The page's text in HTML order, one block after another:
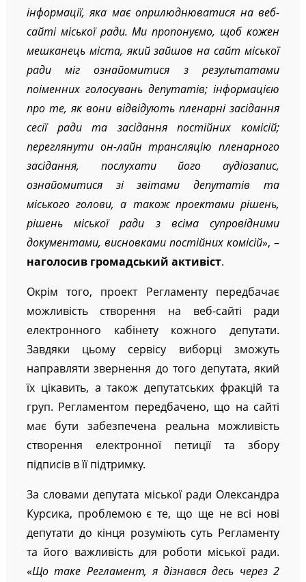
інформації, яка має оприлюднюватися на веб-
сайті міської ради. Ми пропонуємо, щоб кожен
мешканець міста, який зайшов на сайт міської
ради міг ознайомитися з результатами
поіменних голосувань депутатів; інформацією
про те, як вони відвідують пленарні засідання
сесії ради та засідання постійних комісій;
переглянути он-лайн трансляцію пленарного
засідання, послухати його аудіозапис,
ознайомитися зі звітами депутатів та
міського голови, а також проектами рішень,
рішень міської ради з всіма супровідними
документами, висновками постійних комісій», –
наголосив громадський активіст.
Окрім того, проект Регламенту передбачає
можливість створення на веб-сайті ради
електронного кабінету кожного депутати.
Завдяки цьому сервісу виборці зможуть
направляти звернення до того депутата, який
їх цікавить, а також депутатських фракцій та
груп. Регламентом передбачено, що на сайті
має бути забезпечена реальна можливість
створення електронної петиції та збору
підписів в її підтримку.
За словами депутата міської ради Олександра
Курсика, проблемою є те, що ще не всі нові
депутати до кінця розуміють суть Регламенту
та його важливість для роботи міської ради.
«Що таке Регламент, я дізнався десь через 2